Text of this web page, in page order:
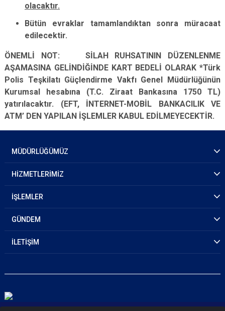
olacaktır.
Bütün evraklar tamamlandıktan sonra müracaat
edilecektir.
ÖNEMLİ NOT: SİLAH RUHSATININ DÜZENLENME
AŞAMASINA GELİNDİĞİNDE KART BEDELİ OLARAK *Türk
Polis Teşkilatı Güçlendirme Vakfı Genel Müdürlüğünün
Kurumsal hesabına (T.C. Ziraat Bankasına 1750 TL)
yatırılacaktır. (EFT, İNTERNET-MOBİL BANKACILIK VE
ATM’ DEN YAPILAN İŞLEMLER KABUL EDİLMEYECEKTİR.
MÜDÜRLÜĞÜMÜZ
HİZMETLERİMİZ
İŞLEMLER
GÜNDEM
İLETİŞİM